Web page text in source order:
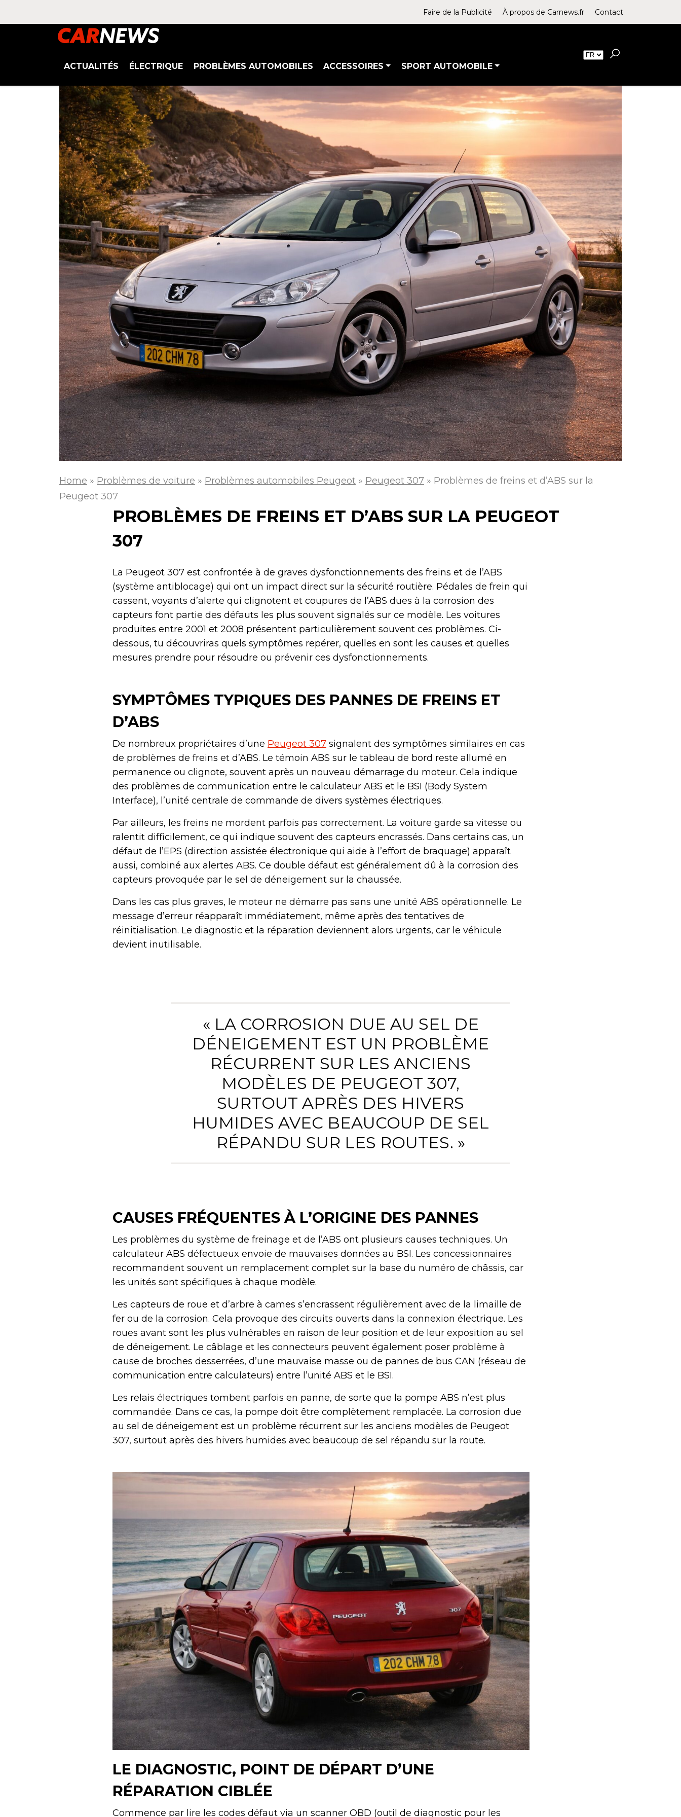
Faire de la Publicité À propos de Carnews.fr Contact
ACTUALITÉS ÉLECTRIQUE PROBLÈMES AUTOMOBILES ACCESSOIRES SPORT AUTOMOBILE
Home » Problèmes de voiture » Problèmes automobiles Peugeot » Peugeot 307 » Problèmes de freins et d’ABS sur la
Peugeot 307
PROBLÈMES DE FREINS ET D’ABS SUR LA PEUGEOT
307
La Peugeot 307 est confrontée à de graves dysfonctionnements des freins et de l’ABS
(système antiblocage) qui ont un impact direct sur la sécurité routière. Pédales de frein qui
cassent, voyants d’alerte qui clignotent et coupures de l’ABS dues à la corrosion des
capteurs font partie des défauts les plus souvent signalés sur ce modèle. Les voitures
produites entre 2001 et 2008 présentent particulièrement souvent ces problèmes. Ci-
dessous, tu découvriras quels symptômes repérer, quelles en sont les causes et quelles
mesures prendre pour résoudre ou prévenir ces dysfonctionnements.
SYMPTÔMES TYPIQUES DES PANNES DE FREINS ET
D’ABS
De nombreux propriétaires d’une Peugeot 307 signalent des symptômes similaires en cas
de problèmes de freins et d’ABS. Le témoin ABS sur le tableau de bord reste allumé en
permanence ou clignote, souvent après un nouveau démarrage du moteur. Cela indique
des problèmes de communication entre le calculateur ABS et le BSI (Body System
Interface), l’unité centrale de commande de divers systèmes électriques.
Par ailleurs, les freins ne mordent parfois pas correctement. La voiture garde sa vitesse ou
ralentit difficilement, ce qui indique souvent des capteurs encrassés. Dans certains cas, un
défaut de l’EPS (direction assistée électronique qui aide à l’effort de braquage) apparaît
aussi, combiné aux alertes ABS. Ce double défaut est généralement dû à la corrosion des
capteurs provoquée par le sel de déneigement sur la chaussée.
Dans les cas plus graves, le moteur ne démarre pas sans une unité ABS opérationnelle. Le
message d’erreur réapparaît immédiatement, même après des tentatives de
réinitialisation. Le diagnostic et la réparation deviennent alors urgents, car le véhicule
devient inutilisable.
« LA CORROSION DUE AU SEL DE
DÉNEIGEMENT EST UN PROBLÈME
RÉCURRENT SUR LES ANCIENS
MODÈLES DE PEUGEOT 307,
SURTOUT APRÈS DES HIVERS
HUMIDES AVEC BEAUCOUP DE SEL
RÉPANDU SUR LES ROUTES. »
CAUSES FRÉQUENTES À L’ORIGINE DES PANNES
Les problèmes du système de freinage et de l’ABS ont plusieurs causes techniques. Un
calculateur ABS défectueux envoie de mauvaises données au BSI. Les concessionnaires
recommandent souvent un remplacement complet sur la base du numéro de châssis, car
les unités sont spécifiques à chaque modèle.
Les capteurs de roue et d’arbre à cames s’encrassent régulièrement avec de la limaille de
fer ou de la corrosion. Cela provoque des circuits ouverts dans la connexion électrique. Les
roues avant sont les plus vulnérables en raison de leur position et de leur exposition au sel
de déneigement. Le câblage et les connecteurs peuvent également poser problème à
cause de broches desserrées, d’une mauvaise masse ou de pannes de bus CAN (réseau de
communication entre calculateurs) entre l’unité ABS et le BSI.
Les relais électriques tombent parfois en panne, de sorte que la pompe ABS n’est plus
commandée. Dans ce cas, la pompe doit être complètement remplacée. La corrosion due
au sel de déneigement est un problème récurrent sur les anciens modèles de Peugeot
307, surtout après des hivers humides avec beaucoup de sel répandu sur la route.
LE DIAGNOSTIC, POINT DE DÉPART D’UNE
RÉPARATION CIBLÉE
Commence par lire les codes défaut via un scanner OBD (outil de diagnostic pour les